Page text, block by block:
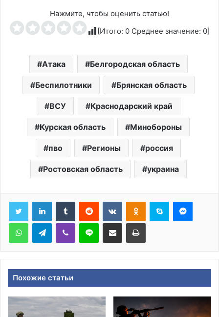
Нажмите, чтобы оценить статью!
[Итого: 0 Среднее значение: 0]
Атака Белгородская область
Беспилотники Брянская область
ВСУ Краснодарский край
Курская область Минобороны
пво Регионы россия
Ростовская область украина
Tumblr Reddit ВконтактеОдноклассники
Skype
WhatsAppTelegramViber Line Поделиться через электронную почту Печатать
Похожие статьи